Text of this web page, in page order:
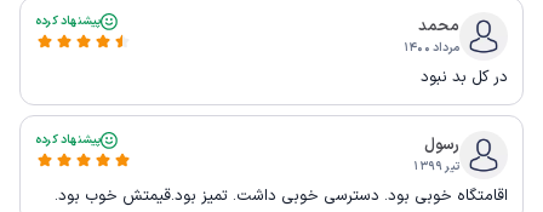
محمد
مرداد ۱۴۰۰
پیشنهاد کرده
در کل بد نبود
رسول
تیر ۱۳۹۹
پیشنهاد کرده
اقامتگاه خوبی بود. دسترسی خوبی داشت. تمیز بود.قیمتش خوب بود.